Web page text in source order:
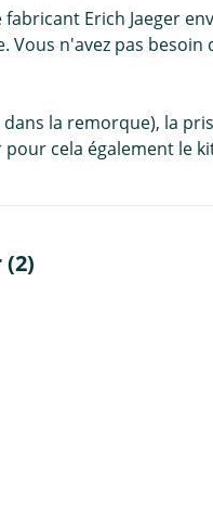
Erich Jaeger
n'avez pas besoin
la remorque), la
cela également le